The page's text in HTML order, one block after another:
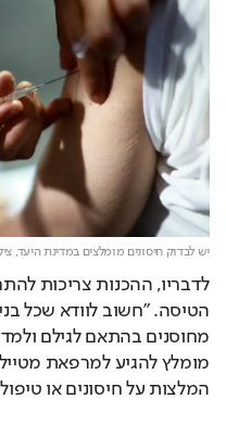
יש לבדוק חיסונים מומלצים במדינת היעד,
המלצות על חיסונים או